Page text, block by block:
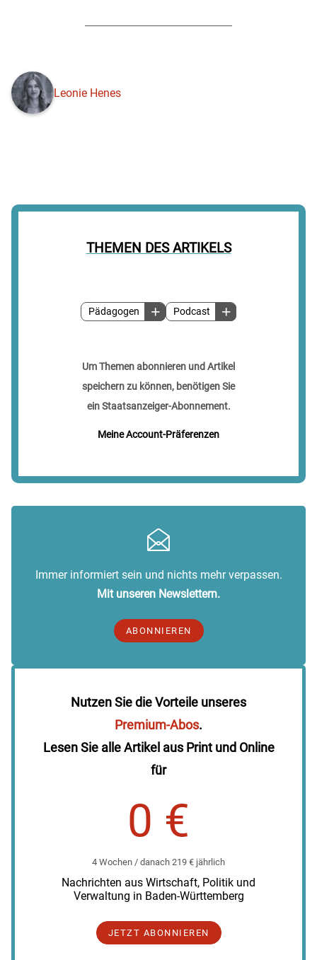
THEMEN DES ARTIKELS
Pädagogen Podcast
Um Themen abonnieren und Artikel
speichern zu können, benötigen Sie
ein Staatsanzeiger-Abonnement.
Meine Account-Präferenzen
Leonie Henes
Immer informiert sein und nichts mehr verpassen.
Mit unseren Newslettern.
ABONNIEREN
Nutzen Sie die Vorteile unseres
Premium-Abos.
Lesen Sie alle Artikel aus Print und Online
für
0 €
4 Wochen / danach 219 € jährlich
Nachrichten aus Wirtschaft, Politik und
Verwaltung in Baden-Württemberg
JETZT ABONNIEREN